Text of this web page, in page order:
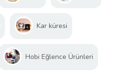
Kar küresi
Hobi Eğlence Ürünleri